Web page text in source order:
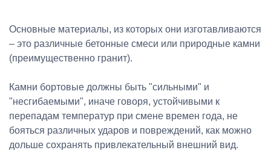
Основные материалы, из которых они изготавливаются
– это различные бетонные смеси или природные камни
(преимущественно гранит).
Камни бортовые должны быть "сильными" и
"несгибаемыми", иначе говоря, устойчивыми к
перепадам температур при смене времен года, не
бояться различных ударов и повреждений, как можно
дольше сохранять привлекательный внешний вид.